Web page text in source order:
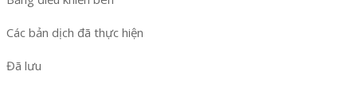
Các bản dịch đã thực hiện
Đã lưu